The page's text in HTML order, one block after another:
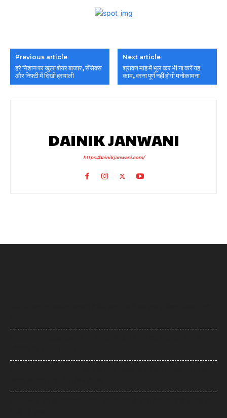
Previous article
हरे निशान पर खुला शेयर बाजार, सेंसेक्स
और निफ्टी में दिखी हरयाली
Next article
श्रावण माह में भूल कर भी ना करें यह
काम, वरना पूर्ण नहीं होगी मनोकामना
DAINIK JANWANI
https://dainikjanwani.com/